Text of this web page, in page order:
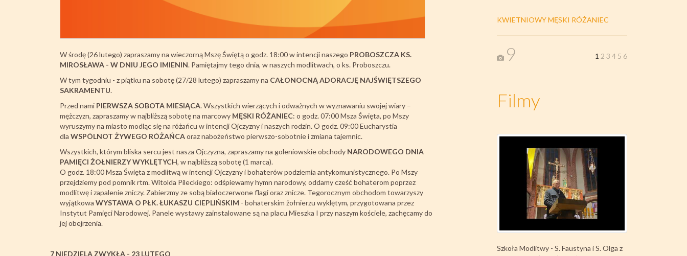
W środę (26 lutego) zapraszamy na wieczorną Mszę Świętą o godz. 18:00 w intencji naszego PROBOSZCZA KS.
MIROSŁAWA - W DNIU JEGO IMIENIN. Pamiętajmy tego dnia, w naszych modlitwach, o ks. Proboszczu.
W tym tygodniu - z piątku na sobotę (27/28 lutego) zapraszamy na CAŁONOCNĄ ADORACJĘ NAJŚWIĘTSZEGO
SAKRAMENTU.
Przed nami PIERWSZA SOBOTA MIESIĄCA. Wszystkich wierzących i odważnych w wyznawaniu swojej wiary –
mężczyzn, zapraszamy w najbliższą sobotę na marcowy MĘSKI RÓŻANIEC: o godz. 07:00 Msza Święta, po Mszy
wyruszymy na miasto modląc się na różańcu w intencji Ojczyzny i naszych rodzin. O godz. 09:00 Eucharystia
dla WSPÓLNOT ŻYWEGO RÓŻAŃCAoraz nabożeństwo pierwszo-sobotnie i zmiana tajemnic.
Wszystkich, którym bliska sercu jest nasza Ojczyzna, zapraszamy na goleniowskie obchody NARODOWEGO DNIA
PAMIĘCI ŻOŁNIERZY WYKLĘTYCH, w najbliższą sobotę (1 marca).
O godz. 18:00 Msza Święta z modlitwą w intencji Ojczyzny i bohaterów podziemia antykomunistycznego. Po Mszy
przejdziemy pod pomnik rtm. Witolda Pileckiego: odśpiewamy hymn narodowy, oddamy cześć bohaterom poprzez
modlitwę i zapalenie zniczy. Zabierzmy ze sobą białoczerwone flagi oraz znicze. Tegorocznym obchodom towarzyszy
wyjątkowa WYSTAWA O PŁK. ŁUKASZU CIEPLIŃSKIM - bohaterskim żołnierzu wyklętym, przygotowana przez
Instytut Pamięci Narodowej. Panele wystawy zainstalowane są na placu Mieszka I przy naszym kościele, zachęcamy do
jej obejrzenia.
7 NIEDZIELA ZWYKŁA - 23 LUTEGO
KWIETNIOWY MĘSKI RÓŻANIEC
9 1 2 3 4 5 6
Filmy
Szkoła Modlitwy - S. Faustyna i S. Olga z